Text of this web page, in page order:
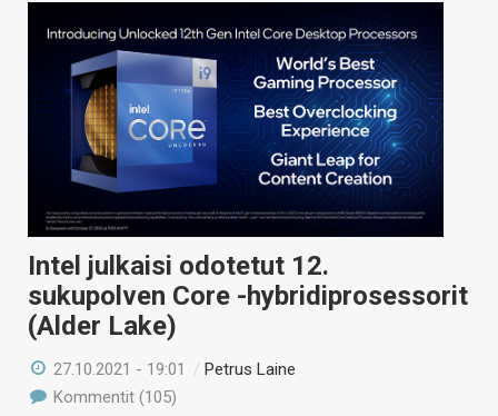
Intel julkaisi odotetut 12.
sukupolven Core -hybridiprosessorit
(Alder Lake)
27.10.2021 - 19:01 /Petrus Laine
Kommentit (105)